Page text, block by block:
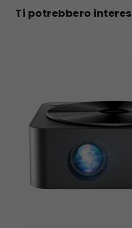
Messa a fuoco
Il sistema di algoritmi di
Correzione
automatica
trapezoidale mantiene le
anche quando vengono
casuale. Goditi la visione un
Canali di
Ti potrebbero